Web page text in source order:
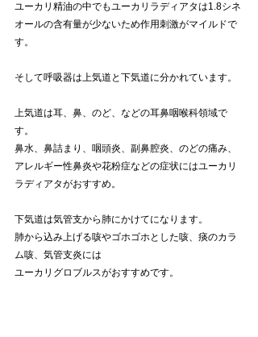
ユーカリ精油の中でもユーカリラディアタは1.8シネ
オールの含有量が少ないため作用刺激がマイルドで
す。
そして呼吸器は上気道と下気道に分かれています。
上気道は耳、鼻、のど、などの耳鼻咽喉科領域で
す。
鼻水、鼻詰まり、咽頭炎、副鼻腔炎、のどの痛み、
アレルギー性鼻炎や花粉症などの症状にはユーカリ
ラディアタがおすすめ。
下気道は気管支から肺にかけてになります。
肺から込み上げる咳やゴホゴホとした咳、痰のカラ
ム咳、気管支炎には
ユーカリグロブルスがおすすめです。